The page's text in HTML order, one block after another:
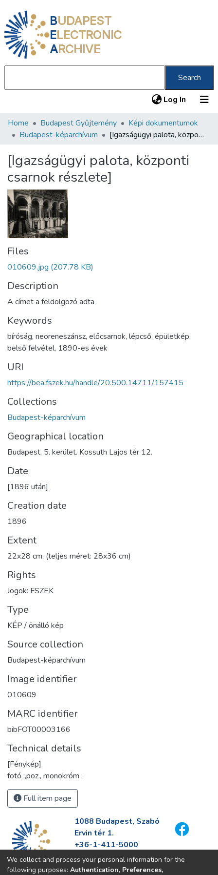
BUDAPEST
ELECTRONIC
ARCHIVE
Search
Log In (current)
Communities & Collections
Statistics
About us
Home Budapest Gyűjtemény
Képi dokumentumok
Budapest-képarchívum
[Igazságügyi palota, központi csarnok részlete]
[Igazságügyi palota, központi
csarnok részlete]
Files
010609.jpg (207.78 KB)
Description
A címet a feldolgozó adta
Keywords
bíróság, neoreneszánsz, előcsarnok, lépcső, épületkép,
belső felvétel, 1890-es évek
URI
https://bea.fszek.hu/handle/20.500.14711/157415
Collections
Budapest-képarchívum
Geographical location
Budapest. 5. kerület. Kossuth Lajos tér 12.
Date
[1896 után]
Creation date
1896
Extent
22x28 cm, (teljes méret: 28x36 cm)
Rights
Jogok: FSZEK
Type
KÉP / önálló kép
Source collection
Budapest-képarchívum
Image identifier
010609
MARC identifier
bibFOT00003166
Technical details
[Fénykép]
fotó :,poz., monokróm ;
Full item page
1088 Budapest, Szabó
Ervin tér 1.
+36-1-411-5000
info@fszek.hu
https://fszek.hu
We collect and process your personal information for the
following purposes: Authentication, Preferences,